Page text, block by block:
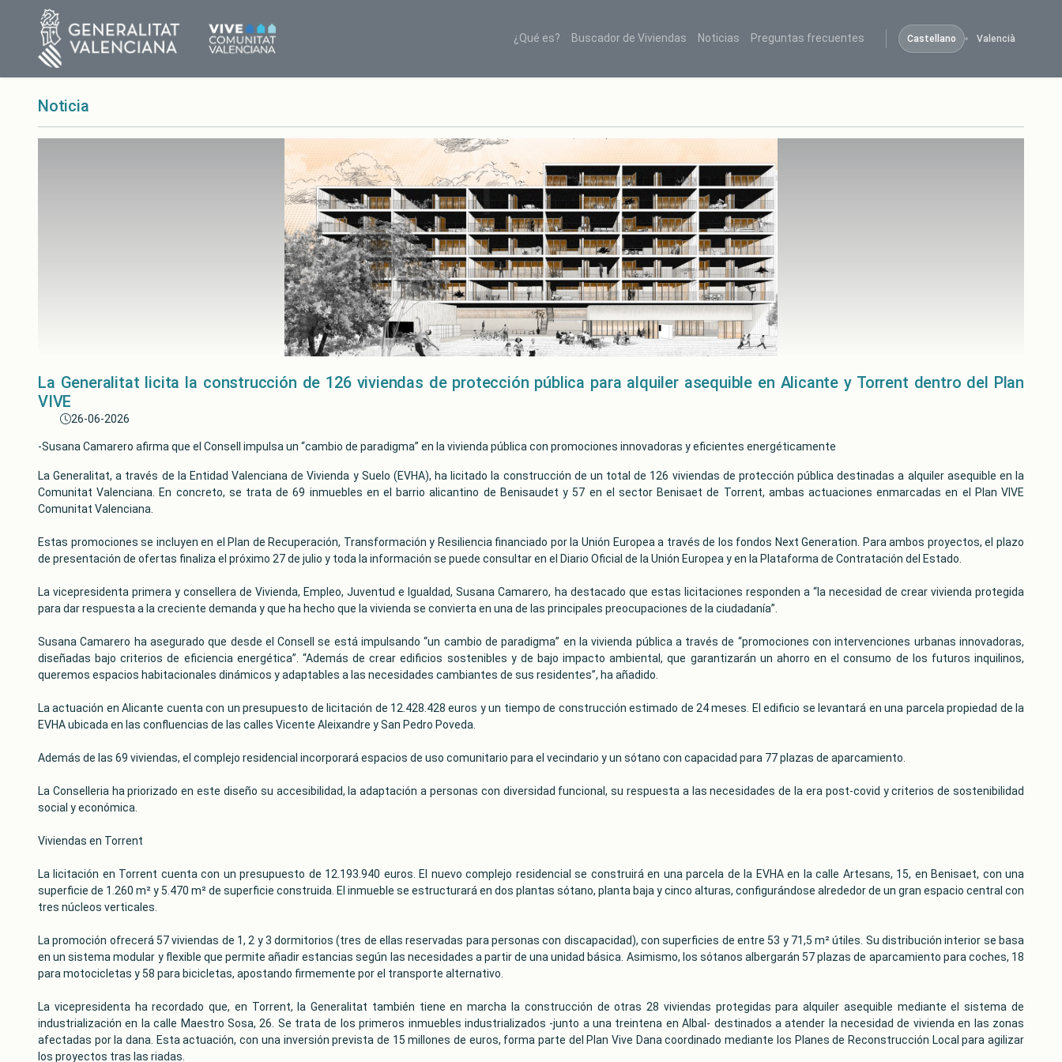
¿Qué es? Buscador de Viviendas Noticias Preguntas frecuentes Castellano Valencià
Noticia
La Generalitat licita la construcción de 126 viviendas de protección pública para alquiler asequible en Alicante y Torrent dentro del Plan
VIVE
26-06-2026
-Susana Camarero afirma que el Consell impulsa un “cambio de paradigma” en la vivienda pública con promociones innovadoras y eficientes energéticamente
La Generalitat, a través de la Entidad Valenciana de Vivienda y Suelo (EVHA), ha licitado la construcción de un total de 126 viviendas de protección pública destinadas a alquiler asequible en la
Comunitat Valenciana. En concreto, se trata de 69 inmuebles en el barrio alicantino de Benisaudet y 57 en el sector Benisaet de Torrent, ambas actuaciones enmarcadas en el Plan VIVE
Comunitat Valenciana.
Estas promociones se incluyen en el Plan de Recuperación, Transformación y Resiliencia financiado por la Unión Europea a través de los fondos Next Generation. Para ambos proyectos, el plazo
de presentación de ofertas finaliza el próximo 27 de julio y toda la información se puede consultar en el Diario Oficial de la Unión Europea y en la Plataforma de Contratación del Estado.
La vicepresidenta primera y consellera de Vivienda, Empleo, Juventud e Igualdad, Susana Camarero, ha destacado que estas licitaciones responden a “la necesidad de crear vivienda protegida
para dar respuesta a la creciente demanda y que ha hecho que la vivienda se convierta en una de las principales preocupaciones de la ciudadanía”.
Susana Camarero ha asegurado que desde el Consell se está impulsando “un cambio de paradigma” en la vivienda pública a través de “promociones con intervenciones urbanas innovadoras,
diseñadas bajo criterios de eficiencia energética”. “Además de crear edificios sostenibles y de bajo impacto ambiental, que garantizarán un ahorro en el consumo de los futuros inquilinos,
queremos espacios habitacionales dinámicos y adaptables a las necesidades cambiantes de sus residentes”, ha añadido.
La actuación en Alicante cuenta con un presupuesto de licitación de 12.428.428 euros y un tiempo de construcción estimado de 24 meses. El edificio se levantará en una parcela propiedad de la
EVHA ubicada en las confluencias de las calles Vicente Aleixandre y San Pedro Poveda.
Además de las 69 viviendas, el complejo residencial incorporará espacios de uso comunitario para el vecindario y un sótano con capacidad para 77 plazas de aparcamiento.
La Conselleria ha priorizado en este diseño su accesibilidad, la adaptación a personas con diversidad funcional, su respuesta a las necesidades de la era post-covid y criterios de sostenibilidad
social y económica.
Viviendas en Torrent
La licitación en Torrent cuenta con un presupuesto de 12.193.940 euros. El nuevo complejo residencial se construirá en una parcela de la EVHA en la calle Artesans, 15, en Benisaet, con una
superficie de 1.260 m² y 5.470 m² de superficie construida. El inmueble se estructurará en dos plantas sótano, planta baja y cinco alturas, configurándose alrededor de un gran espacio central con
tres núcleos verticales.
La promoción ofrecerá 57 viviendas de 1, 2 y 3 dormitorios (tres de ellas reservadas para personas con discapacidad), con superficies de entre 53 y 71,5 m² útiles. Su distribución interior se basa
en un sistema modular y flexible que permite añadir estancias según las necesidades a partir de una unidad básica. Asimismo, los sótanos albergarán 57 plazas de aparcamiento para coches, 18
para motocicletas y 58 para bicicletas, apostando firmemente por el transporte alternativo.
La vicepresidenta ha recordado que, en Torrent, la Generalitat también tiene en marcha la construcción de otras 28 viviendas protegidas para alquiler asequible mediante el sistema de
industrialización en la calle Maestro Sosa, 26. Se trata de los primeros inmuebles industrializados -junto a una treintena en Albal- destinados a atender la necesidad de vivienda en las zonas
afectadas por la dana. Esta actuación, con una inversión prevista de 15 millones de euros, forma parte del Plan Vive Dana coordinado mediante los Planes de Reconstrucción Local para agilizar
los proyectos tras las riadas.